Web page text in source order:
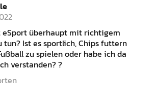
eSport überhaupt mit richtigem
tun? Ist es sportlich, Chips futtern
zu spielen oder habe ich da
verstanden? ?